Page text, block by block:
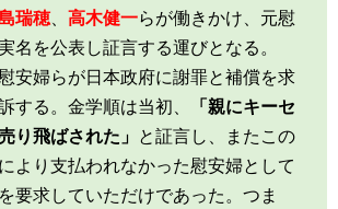
瑞穂、 高木健一らが働きかけ、元慰
名を公表し証言する運びとなる。
安婦らが日本政府に謝罪と補償を求
する。金学順は当初、
「親にキーセ
り飛ばされた」 と証言し、またこの
より支払われなかった慰安婦として
要求していただけであった。つま